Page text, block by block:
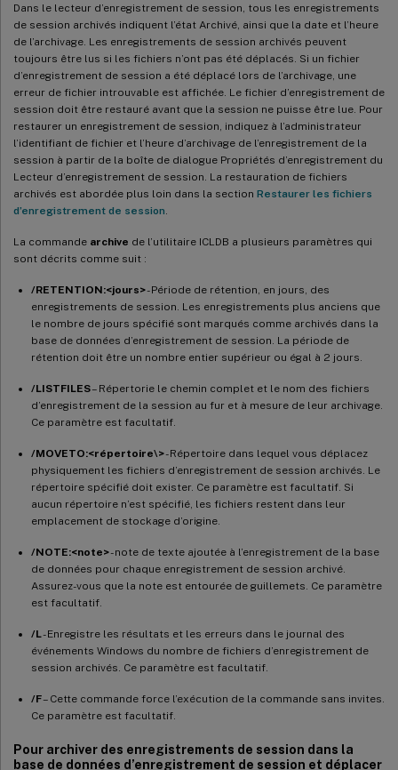
Dans le lecteur d’enregistrement de session, tous les enregistrements
de session archivés indiquent l’état Archivé, ainsi que la date et l’heure
de l’archivage. Les enregistrements de session archivés peuvent
toujours être lus si les fichiers n’ont pas été déplacés. Si un fichier
d’enregistrement de session a été déplacé lors de l’archivage, une
erreur de fichier introuvable est affichée. Le fichier d’enregistrement de
session doit être restauré avant que la session ne puisse être lue. Pour
restaurer un enregistrement de session, indiquez à l’administrateur
l’identifiant de fichier et l’heure d’archivage de l’enregistrement de la
session à partir de la boîte de dialogue Propriétés d’enregistrement du
Lecteur d’enregistrement de session. La restauration de fichiers
archivés est abordée plus loin dans la section Restaurer les fichiers
d’enregistrement de session
La commande archive de l’utilitaire ICLDB a plusieurs paramètres qui
sont décrits comme suit :
/RETENTION:<jours>- Période de rétention, en jours, des
enregistrements de session. Les enregistrements plus anciens que
le nombre de jours spécifié sont marqués comme archivés dans la
base de données d’enregistrement de session. La période de
rétention doit être un nombre entier supérieur ou égal à 2 jours.
/LISTFILES– Répertorie le chemin complet et le nom des fichiers
d’enregistrement de la session au fur et à mesure de leur archivage.
Ce paramètre est facultatif.
/MOVETO:<répertoire\>- Répertoire dans lequel vous déplacez
physiquement les fichiers d’enregistrement de session archivés. Le
répertoire spécifié doit exister. Ce paramètre est facultatif. Si
aucun répertoire n’est spécifié, les fichiers restent dans leur
emplacement de stockage d’origine.
/NOTE:<note>- note de texte ajoutée à l’enregistrement de la base
de données pour chaque enregistrement de session archivé.
Assurez-vous que la note est entourée de guillemets. Ce paramètre
est facultatif.
/L- Enregistre les résultats et les erreurs dans le journal des
événements Windows du nombre de fichiers d’enregistrement de
session archivés. Ce paramètre est facultatif.
/F– Cette commande force l’exécution de la commande sans invites.
Ce paramètre est facultatif.
Pour archiver des enregistrements de session dans la
base de données d’enregistrement de session et déplacer